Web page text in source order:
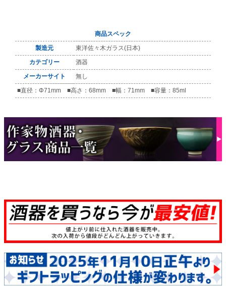
商品スペック
製造元
東洋佐々木ガラス(日本)
カテゴリー
酒器
メーカーサイト
無し
■直径：Φ71mm ■高さ：68mm ■幅：71mm ■容量：85ml